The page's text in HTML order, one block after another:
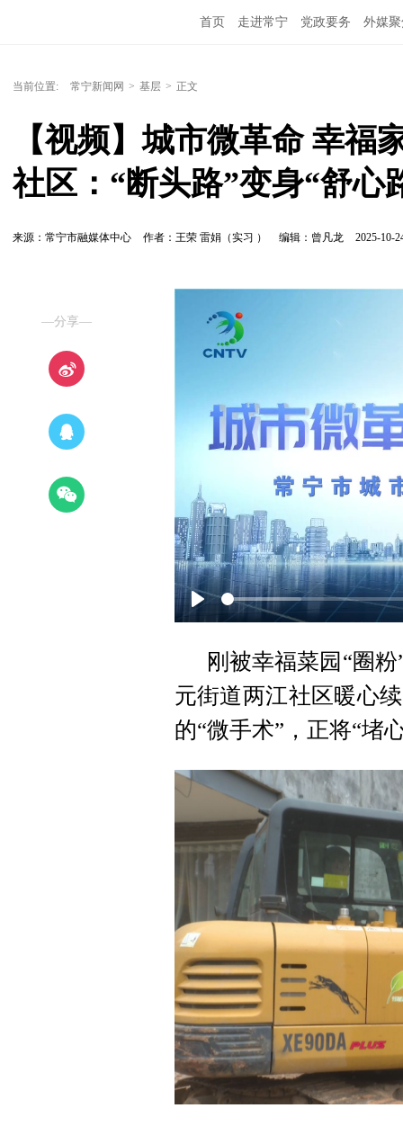
首页 走进常宁 党政要务 外媒
当前位置: 常宁新闻网 > 基层 > 正文
【视频】城市微革命 幸福
社区：“断头路”变身“舒心
来源：常宁市融媒体中心 作者：王荣 雷娟（实习 ） 编辑：曾凡龙 2025-10-
—分享—
Play
刚被幸福菜园“圈
元街道两江社区暖心
的“微手术”，正将“堵